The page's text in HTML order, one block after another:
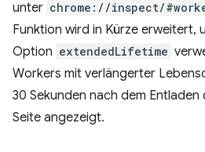
unter chrome://inspect/
Funktion wird in Kürze erweitert,
Option extendedLifetime
Workers mit verlängerter
30 Sekunden nach dem
Seite angezeigt.